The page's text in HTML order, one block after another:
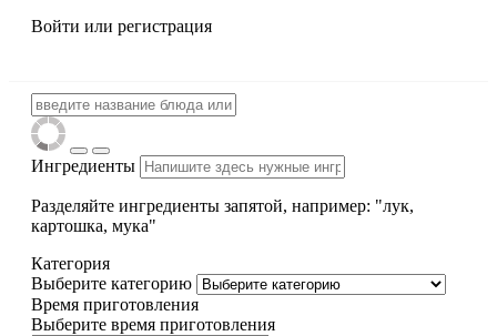
Войти или регистрация
Ингредиенты
Разделяйте ингредиенты запятой, например: "лук,
картошка, мука"
Категория
Выберите категорию
Время приготовления
Выберите время приготовления